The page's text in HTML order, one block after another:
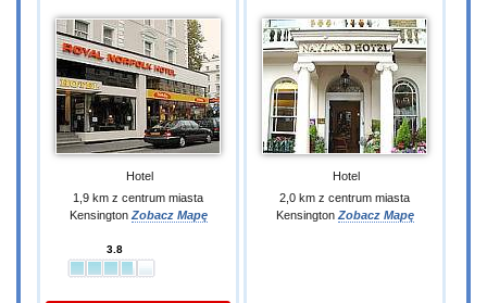
Hotel
1,9 km z centrum miasta
Kensington Zobacz Mapę
3.8
Hotel
2,0 km z centrum miasta
Kensington Zobacz Mapę